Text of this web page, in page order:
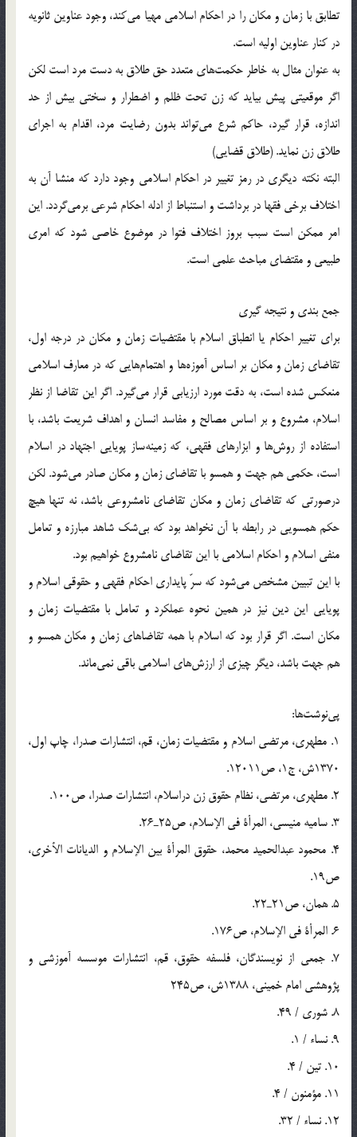
تطابق با زمان و مکان را در احکام اسلامي مهيا مي‌کند، وجود عناوين ثانويه
در کنار عناوين اوليه است.
به عنوان مثال به خاطر حکمت‌هاي متعدد حق طلاق به دست مرد است لکن
اگر موقعيتي پيش بيايد که زن تحت ظلم و اضطرار و سختي بيش از حد
اندازه، قرار گيرد، حاکم شرع مي‌تواند بدون رضايت مرد، اقدام به اجراي
طلاق زن نمايد. (طلاق قضايي)
البته نکته ديگري در رمز تغيير در احکام اسلامي وجود دارد که منشا آن به
اختلاف برخي فقها در برداشت و استنباط از ادله احکام شرعي برمي‌گردد. اين
امر ممکن است سبب بروز اختلاف فتوا در موضوع خاصي شود که امري
طبيعي و مقتضاي مباحث علمي است.
جمع بندي و نتيجه گيري
براي تغيير احکام يا انطباق اسلام با مقتضيات زمان و مکان در درجه اول،
تقاضاي زمان و مکان بر اساس آموزه‌ها و اهتمام‌هایی که در معارف اسلامي
منعکس شده است، به دقت مورد ارزيابي قرار مي‌گيرد. اگر اين تقاضا از نظر
اسلام، مشروع و بر اساس مصالح و مفاسد انسان و اهداف شريعت باشد، با
استفاده از روش‌ها و ابزارهاي فقهي، که زمينه‌ساز پويايي اجتهاد در اسلام
است، حکمي هم جهت و همسو با تقاضاي زمان و مکان صادر مي‌شود. لکن
درصورتي که تقاضاي زمان و مکان تقاضاي نامشروعي باشد، نه تنها هيچ
حکم همسويي در رابطه با آن نخواهد بود که بي‌شک شاهد مبارزه و تعامل
منفي اسلام و احکام اسلامي با اين تقاضاي نامشروع خواهيم بود.
با اين تبيين مشخص مي‌شود که سرّ پايداري احکام فقهی و حقوقی اسلام و
پويايي اين دين نيز در همين نحوه عملکرد و تعامل با مقتضيات زمان و
مکان است. اگر قرار بود که اسلام با همه تقاضاهاي زمان و مکان همسو و
هم جهت باشد، ديگر چيزي از ارزش‌هاي اسلامي باقي نمي‌ماند.
پي‌نوشت‌ها:
1. مطهري، مرتضي اسلام و مقتضيات زمان، قم، انتشارات صدرا، چاپ اول،
1370ش، ج1، ص12011.
2. مطهري، مرتضي، نظام حقوق زن دراسلام، انتشارات صدرا، ص100.
3. ساميه منيسي، المرأة في الإسلام، ص25ـ26.
4. محمود عبدالحميد محمد، حقوق المرأة بين الإسلام و الديانات الأخري،
ص19.
5. همان، ص21ـ22.
6. المرأة في الإسلام، ص176.
7. جمعي از نويسندگان، فلسفه حقوق، قم، انتشارات موسسه آموزشي و
پژوهشي امام خميني، 1388ش، ص245
8. شوري / 49.
9. نساء / 1.
10. تين / 4.
11. مؤمنون / 4.
12. نساء / 32.